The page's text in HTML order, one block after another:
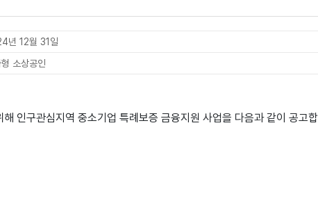
년 12월 31일
소상공인
인구관심지역 중소기업 특례보증 금융지원 사업을 다음과 같이 공고